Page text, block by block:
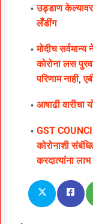
उड्डाण
लॅँडींग
मोदीच सर्वमान्य
कोरोना लस
परिणाम नाही,
आषाढी वारीचा
GST
कोरोनाशी
करदात्यांना लाभ